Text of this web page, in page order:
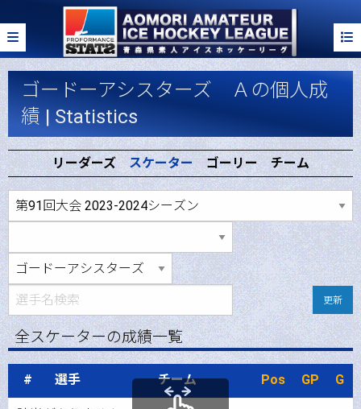
ゴードーアシスターズ Ａの個人成
績 | Statistics
リーダーズ スケーター ゴーリー チーム
更新
全スケーターの成績一覧
# 選手 チーム Pos GP G